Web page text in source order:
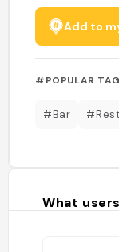
Add to
#POPULAR
#Bar
What